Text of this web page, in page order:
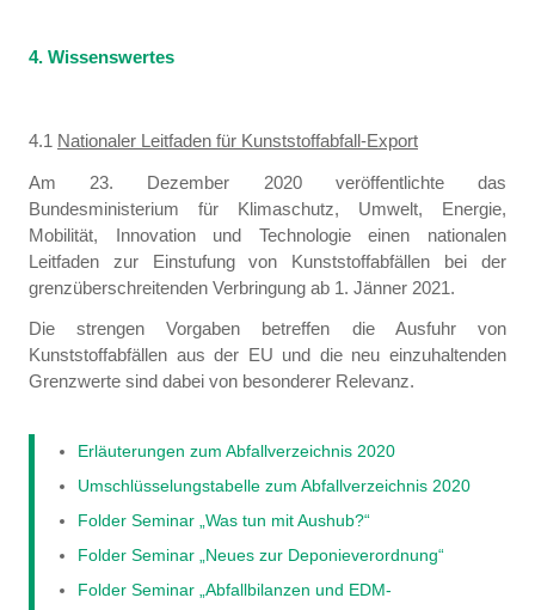
4. Wissenswertes
4.1 Nationaler Leitfaden für Kunststoffabfall-Export
Am 23. Dezember 2020 veröffentlichte das
Bundesministerium für Klimaschutz, Umwelt, Energie,
Mobilität, Innovation und Technologie einen nationalen
Leitfaden zur Einstufung von Kunststoffabfällen bei der
grenzüberschreitenden Verbringung ab 1. Jänner 2021.
Die strengen Vorgaben betreffen die Ausfuhr von
Kunststoffabfällen aus der EU und die neu einzuhaltenden
Grenzwerte sind dabei von besonderer Relevanz.
Erläuterungen zum Abfallverzeichnis 2020
Umschlüsselungstabelle zum Abfallverzeichnis 2020
Folder Seminar „Was tun mit Aushub?“
Folder Seminar „Neues zur Deponieverordnung“
Folder Seminar „Abfallbilanzen und EDM-